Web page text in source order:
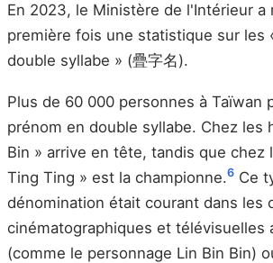
En 2023, le Ministère de l'Intérieur a
première fois une statistique sur les
double syllabe » (疊字名).
Plus de 60 000 personnes à Taïwan
prénom en double syllabe. Chez les
Bin » arrive en tête, tandis que chez
Ting Ting » est la championne.6 Ce
dénomination était courant dans les
cinématographiques et télévisuelles
(comme le personnage Lin Bin Bin)